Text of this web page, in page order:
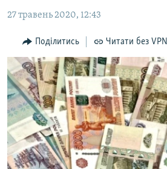
основної
навігації
Перейти
до
пошуку
БЛОГИ
ПОГЛЯД
ІНТЕРВ'Ю
ВСЕ ЗА ДЕНЬ
СПЕЦПРОЕКТИ
ДЕПОРТАЦІЯ
ВІДЕОУРОКИ «ELIFBE»
ЯК ОБІЙТИ БЛОКУВАННЯ
Русский
27 травень 2020, 12:43
Поділитись Читати без VPN